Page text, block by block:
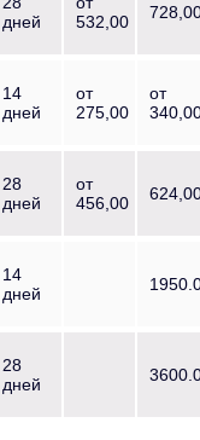
дней
532,00
14
дней
от
275,00
от
28
дней
от
456,00
14
дней
28
дней